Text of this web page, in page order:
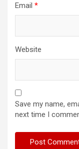
Email *
Website
Save my name,
next time I